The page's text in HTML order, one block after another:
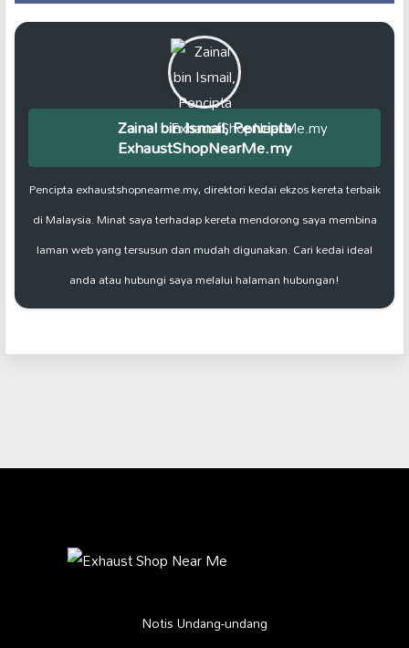
Zainal bin Ismail, Pencipta
ExhaustShopNearMe.my
Pencipta exhaustshopnearme.my, direktori kedai ekzos kereta terbaik
di Malaysia. Minat saya terhadap kereta mendorong saya membina
laman web yang tersusun dan mudah digunakan. Cari kedai ideal
anda atau hubungi saya melalui halaman hubungan!
Notis Undang-undang